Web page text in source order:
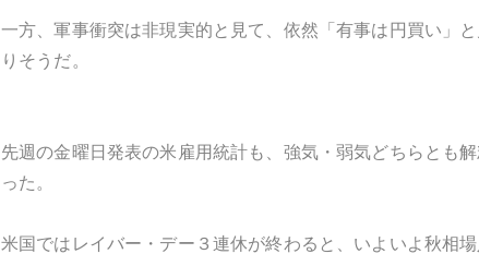
一方、軍事衝突は非現実的と見て、依然「有事は円買い」
りそうだ。
先週の金曜日発表の米雇用統計も、強気・弱気どちらとも
った。
米国ではレイバー・デー３連休が終わると、いよいよ秋相